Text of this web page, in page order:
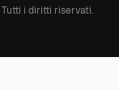
Tutti i diritti riservati.